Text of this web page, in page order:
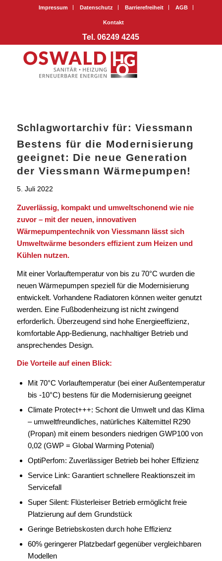
Impressum Datenschutz Barrierefreiheit AGB
Kontakt
Tel. 06249 4245
Schlagwortarchiv für: Viessmann
Bestens für die Modernisierung
geeignet: Die neue Generation
der Viessmann Wärmepumpen!
5. Juli 2022
Zuverlässig, kompakt und umweltschonend wie nie
zuvor – mit der neuen, innovativen
Wärmepumpentechnik von Viessmann lässt sich
Umweltwärme besonders effizient zum Heizen und
Kühlen nutzen.
Mit einer Vorlauftemperatur von bis zu 70°C wurden die
neuen Wärmepumpen speziell für die Modernisierung
entwickelt. Vorhandene Radiatoren können weiter genutzt
werden. Eine Fußbodenheizung ist nicht zwingend
erforderlich. Überzeugend sind hohe Energieeffizienz,
komfortable App-Bedienung, nachhaltiger Betrieb und
ansprechendes Design.
Die Vorteile auf einen Blick:
Mit 70°C Vorlauftemperatur (bei einer Außentemperatur
bis -10°C) bestens für die Modernisierung geeignet
Climate Protect+++: Schont die Umwelt und das Klima
– umweltfreundliches, natürliches Kältemittel R290
(Propan) mit einem besonders niedrigen GWP100 von
0,02 (GWP = Global Warming Potenial)
OptiPerfom: Zuverlässiger Betrieb bei hoher Effizienz
Service Link: Garantiert schnellere Reaktionszeit im
Servicefall
Super Silent: Flüsterleiser Betrieb ermöglicht freie
Platzierung auf dem Grundstück
Geringe Betriebskosten durch hohe Effizienz
60% geringerer Platzbedarf gegenüber vergleichbaren
Modellen